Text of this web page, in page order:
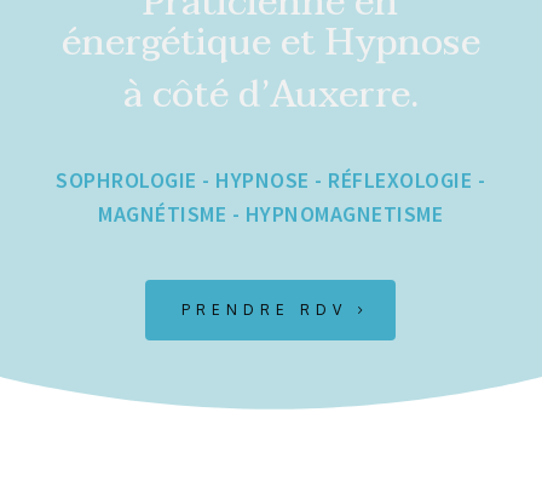
énergétique et Hypnose
à côté d’Auxerre.
SOPHROLOGIE - HYPNOSE - RÉFLEXOLOGIE -
MAGNÉTISME - HYPNOMAGNETISME
PRENDRE RDV